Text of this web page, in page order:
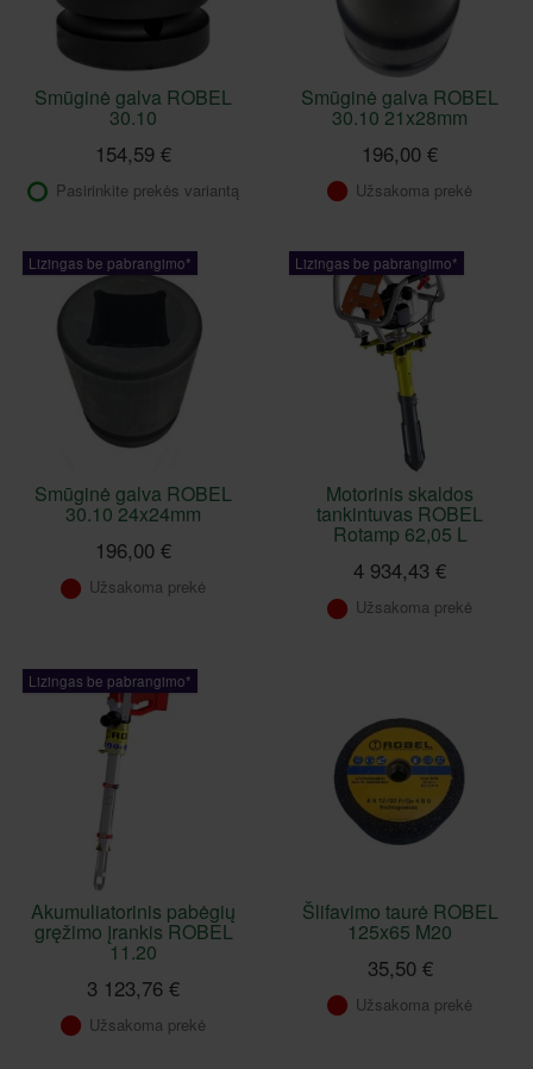
Smūginė galva ROBEL
30.10
154,59 €
Pasirinkite prekės variantą
Smūginė galva ROBEL
30.10 21x28mm
196,00 €
Užsakoma prekė
Lizingas be pabrangimo*
Smūginė galva ROBEL
30.10 24x24mm
196,00 €
Užsakoma prekė
Lizingas be pabrangimo*
Motorinis skaldos
tankintuvas ROBEL
Rotamp 62,05 L
4 934,43 €
Užsakoma prekė
Lizingas be pabrangimo*
Akumuliatorinis pabėgių
gręžimo įrankis ROBEL
11.20
3 123,76 €
Užsakoma prekė
Šlifavimo taurė ROBEL
125x65 M20
35,50 €
Užsakoma prekė